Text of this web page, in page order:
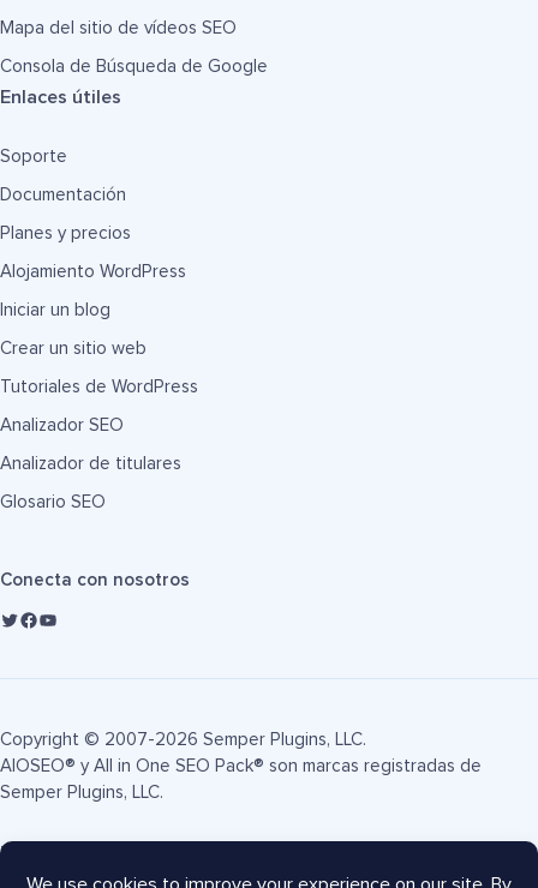
Mapa del sitio de vídeos SEO
Consola de Búsqueda de Google
Enlaces útiles
Soporte
Documentación
Planes y precios
Alojamiento WordPress
Iniciar un blog
Crear un sitio web
Tutoriales de WordPress
Analizador SEO
Analizador de titulares
Glosario SEO
Conecta con nosotros
Copyright © 2007-2026 Semper Plugins, LLC.
AIOSEO® y All in One SEO Pack® son marcas registradas de
Semper Plugins, LLC.
Términos de servicio